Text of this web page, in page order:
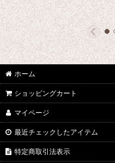
ホーム
ショッピングカート
マイページ
最近チェックしたアイテム
特定商取引法表示